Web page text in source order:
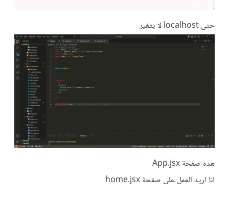
حتى localhost لا يتغير
هده صفحة App.jsx
انا اريد العمل على صفحة home.jsx